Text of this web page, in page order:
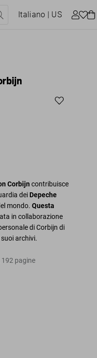
Italiano | US
Corbijn contribuisce
dei Depeche
mondo.Questa
in collaborazione
di Corbijn di
archivi.
192 pagine